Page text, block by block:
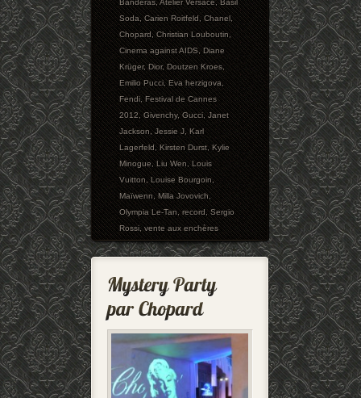
Banderas,Atelier Versace,Basil
Soda,Carien Roitfeld,Chanel,
Chopard,Christian Louboutin,
Cinema against AIDS,Diane
Krüger,Dior,Doutzen Kroes,
Emilio Pucci,Eva herzigova,
Fendi,Festival de Cannes
2012,Givenchy,Gucci,Janet
Jackson,Jessie J,Karl
Lagerfeld,Kirsten Durst,Kylie
Minogue,Liu Wen,Louis
Vuitton,Louise Bourgoin,
Maïwenn,Milla Jovovich,
Olympia Le-Tan,record,Sergio
Rossi,vente aux enchères